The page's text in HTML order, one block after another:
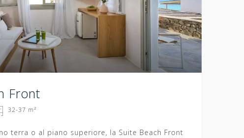
Front
32-37 m²
terra o al piano superiore, la Suite Beach Front